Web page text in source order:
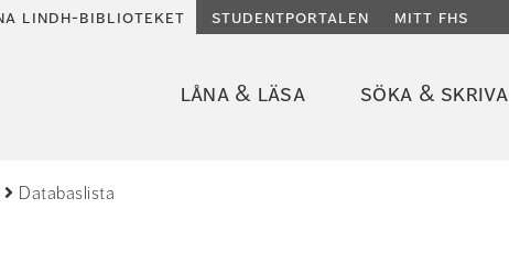
lindh-biblioteket studentportalen mitt fhs
låna & läsa söka & skriva
Databaslista